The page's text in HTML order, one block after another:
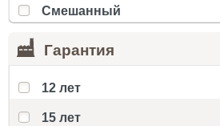
Смешанный
Гарантия
12 лет
15 лет